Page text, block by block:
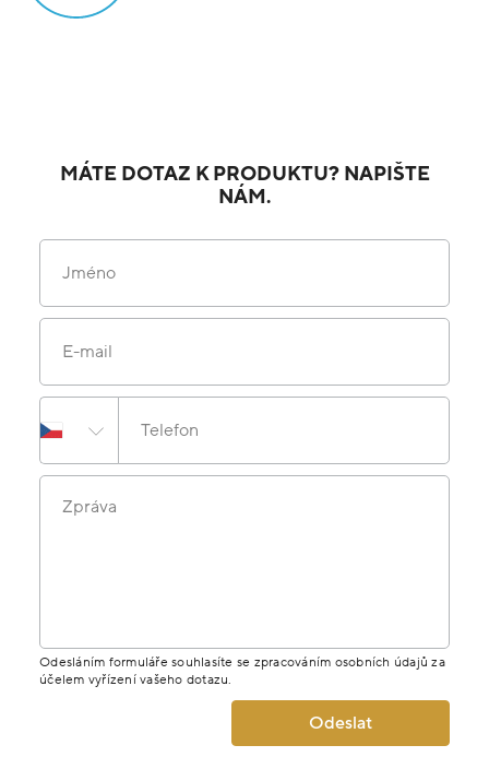
MÁTE DOTAZ K PRODUKTU? NAPIŠTE
NÁM.
Jméno
E-mail
Telefon
Zpráva
Odesláním formuláře souhlasíte se zpracováním osobních údajů za
účelem vyřízení vašeho dotazu.
Odeslat